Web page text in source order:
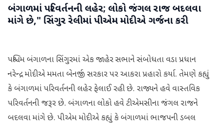
બંગાળમાં પરિવર્તનની લહેર; લોકો જંગલ રાજ બદલવા
માંગે છે," સિંગુર રેલીમાં પીએમ મોદીએ ગર્જના કરી
પશ્ચિમ બંગાળના સિંગુરમાં એક જાહેર સભાને સંબોધતા વડા પ્રધાન
નરેન્દ્ર મોદીએ મમતા બેનર્જી સરકાર પર આકરા પ્રહારો કર્યા. તેમણે કહ્યું
કે બંગાળમાં પરિવર્તનની લહેર ફેલાઈ રહી છે. રાજ્યને હવે વાસ્તવિક
પરિવર્તનની જરૂર છે. બંગાળના લોકો હવે ટીએમસીના જંગલ રાજને
બદલવા માંગે છે. પીએમ મોદીએ કહ્યું કે બંગાળમાં ભાજપની ડબલ